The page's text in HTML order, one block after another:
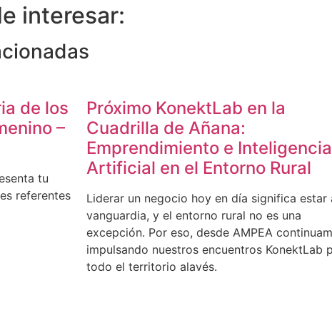
interesar:
de los
–
tu
referentes
Próximo KonektLab en la
Cuadrilla de Añana:
Emprendimiento e Inteligencia
Artificial en el Entorno Rural
Liderar un negocio hoy en día significa estar
vanguardia, y el entorno rural no es una
excepción. Por eso, desde AMPEA
impulsando nuestros encuentros KonektLab
todo el territorio alavés.